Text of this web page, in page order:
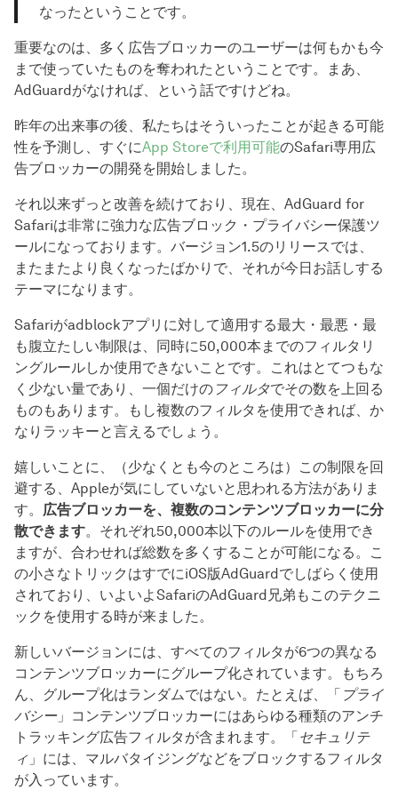
なったということです。
重要なのは、多く広告ブロッカーのユーザーは何もかも今
まで使っていたものを奪われたということです。まあ、
AdGuardがなければ、という話ですけどね。
昨年の出来事の後、私たちはそういったことが起きる可能
性を予測し、すぐにApp Storeで利用可能のSafari専用広
告ブロッカーの開発を開始しました。
それ以来ずっと改善を続けており、現在、AdGuard for
Safariは非常に強力な広告ブロック・プライバシー保護ツ
ールになっております。バージョン1.5のリリースでは、
またまたより良くなったばかりで、それが今日お話しする
テーマになります。
Safariがadblockアプリに対して適用する最大・最悪・最
も腹立たしい制限は、同時に50,000本までのフィルタリ
ングルールしか使用できないことです。これはとてつもな
く少ない量であり、一個だけの フィルタでその数を上回る
ものもあります。もし複数のフィルタを使用できれば、か
なりラッキーと言えるでしょう。
嬉しいことに、（少なくとも今のところは）この制限を回
避する、Appleが気にしていないと思われる方法がありま
す。 広告ブロッカーを、複数のコンテンツブロッカーに分
散できます。それぞれ50,000本以下のルールを使用でき
ますが、合わせれば総数を多くすることが可能になる。こ
の小さなトリックはすでにiOS版AdGuardでしばらく使用
されており、いよいよSafariのAdGuard兄弟もこのテクニ
ックを使用する時が来ました。
新しいバージョンには、すべてのフィルタが6つの異なる
コンテンツブロッカーにグループ化されています。もちろ
ん、グループ化はランダムではない。たとえば、「 プライ
バシー」コンテンツブロッカーにはあらゆる種類のアンチ
トラッキング広告フィルタが含まれます。「セキュリテ
ィ 」には、マルバタイジングなどをブロックするフィルタ
が入っています。